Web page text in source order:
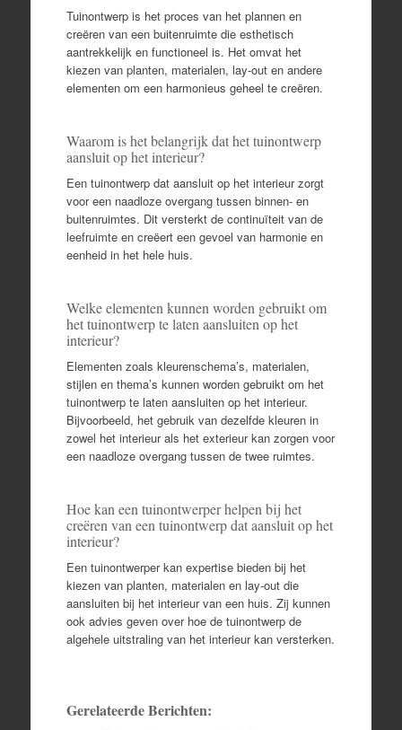
Tuinontwerp is het proces van het plannen en
creëren van een buitenruimte die esthetisch
aantrekkelijk en functioneel is. Het omvat het
kiezen van planten, materialen, lay-out en andere
elementen om een harmonieus geheel te creëren.
Waarom is het belangrijk dat het tuinontwerp
aansluit op het interieur?
Een tuinontwerp dat aansluit op het interieur zorgt
voor een naadloze overgang tussen binnen- en
buitenruimtes. Dit versterkt de continuïteit van de
leefruimte en creëert een gevoel van harmonie en
eenheid in het hele huis.
Welke elementen kunnen worden gebruikt om
het tuinontwerp te laten aansluiten op het
interieur?
Elementen zoals kleurenschema’s, materialen,
stijlen en thema’s kunnen worden gebruikt om het
tuinontwerp te laten aansluiten op het interieur.
Bijvoorbeeld, het gebruik van dezelfde kleuren in
zowel het interieur als het exterieur kan zorgen voor
een naadloze overgang tussen de twee ruimtes.
Hoe kan een tuinontwerper helpen bij het
creëren van een tuinontwerp dat aansluit op het
interieur?
Een tuinontwerper kan expertise bieden bij het
kiezen van planten, materialen en lay-out die
aansluiten bij het interieur van een huis. Zij kunnen
ook advies geven over hoe de tuinontwerp de
algehele uitstraling van het interieur kan versterken.
Gerelateerde Berichten: